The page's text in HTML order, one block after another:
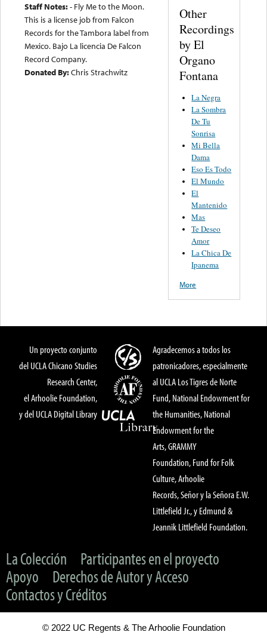
Staff Notes:- Fly Me to the Moon.
This is a license job from Falcon
Records for the Tambora label from
Mexico. Bajo La licencia De Falcon
Record Company.
Donated By:Chris Strachwitz
Other
Recordings
by El
Organo
Fontana
La Negra
La Sombra
De Tu
Sonrisa
Mi Bella
Dama
Eso Es Todo
El Mundo
El
Mantenido
Mas
Te Deseo
Amor
La Chica De
Ipanema
More
Un proyecto conjunto
del UCLA Chicano Studies
Research Center,
el Arhoolie Foundation,
y del UCLA Digital Library
Agradecemos a todos los
patronicadores, especialmente
al UCLA Los Tigres de Norte
Fund, National Endowment for
the Humanities, National
Endowment for the
Arts, GRAMMY
Foundation, Fund for Folk
Culture, Arhoolie
Records, Señor y la Señora E.W.
Littlefield Jr., y Edmund &
Jeannik Littlefield Foundation.
La Colección
Participantes en el proyecto
Apoyo
Derechos de Autor y Acceso
Contactos y Créditos
© 2022 UC Regents & The Arhoolie Foundation